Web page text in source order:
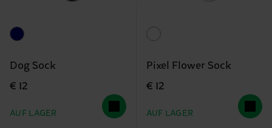
Dog Sock
€ 12
AUF LAGER
Pixel Flower Sock
€ 12
AUF LAGER